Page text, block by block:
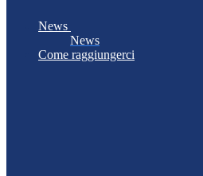
News
News
Come raggiungerci